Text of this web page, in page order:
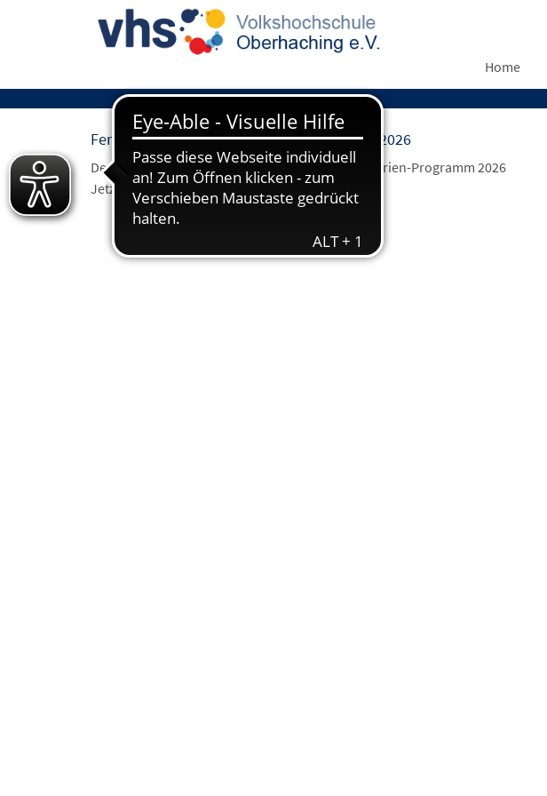
Home
Ferienprogramm für Kinder: Sommerferien 2026
Der Sommer ist da! …und mit ihm das Sommerferien-Programm 2026
Jetzt Plätze sichern!